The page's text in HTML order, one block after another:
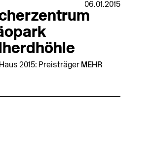
06.01.2015
2015: Preisträger MEHR